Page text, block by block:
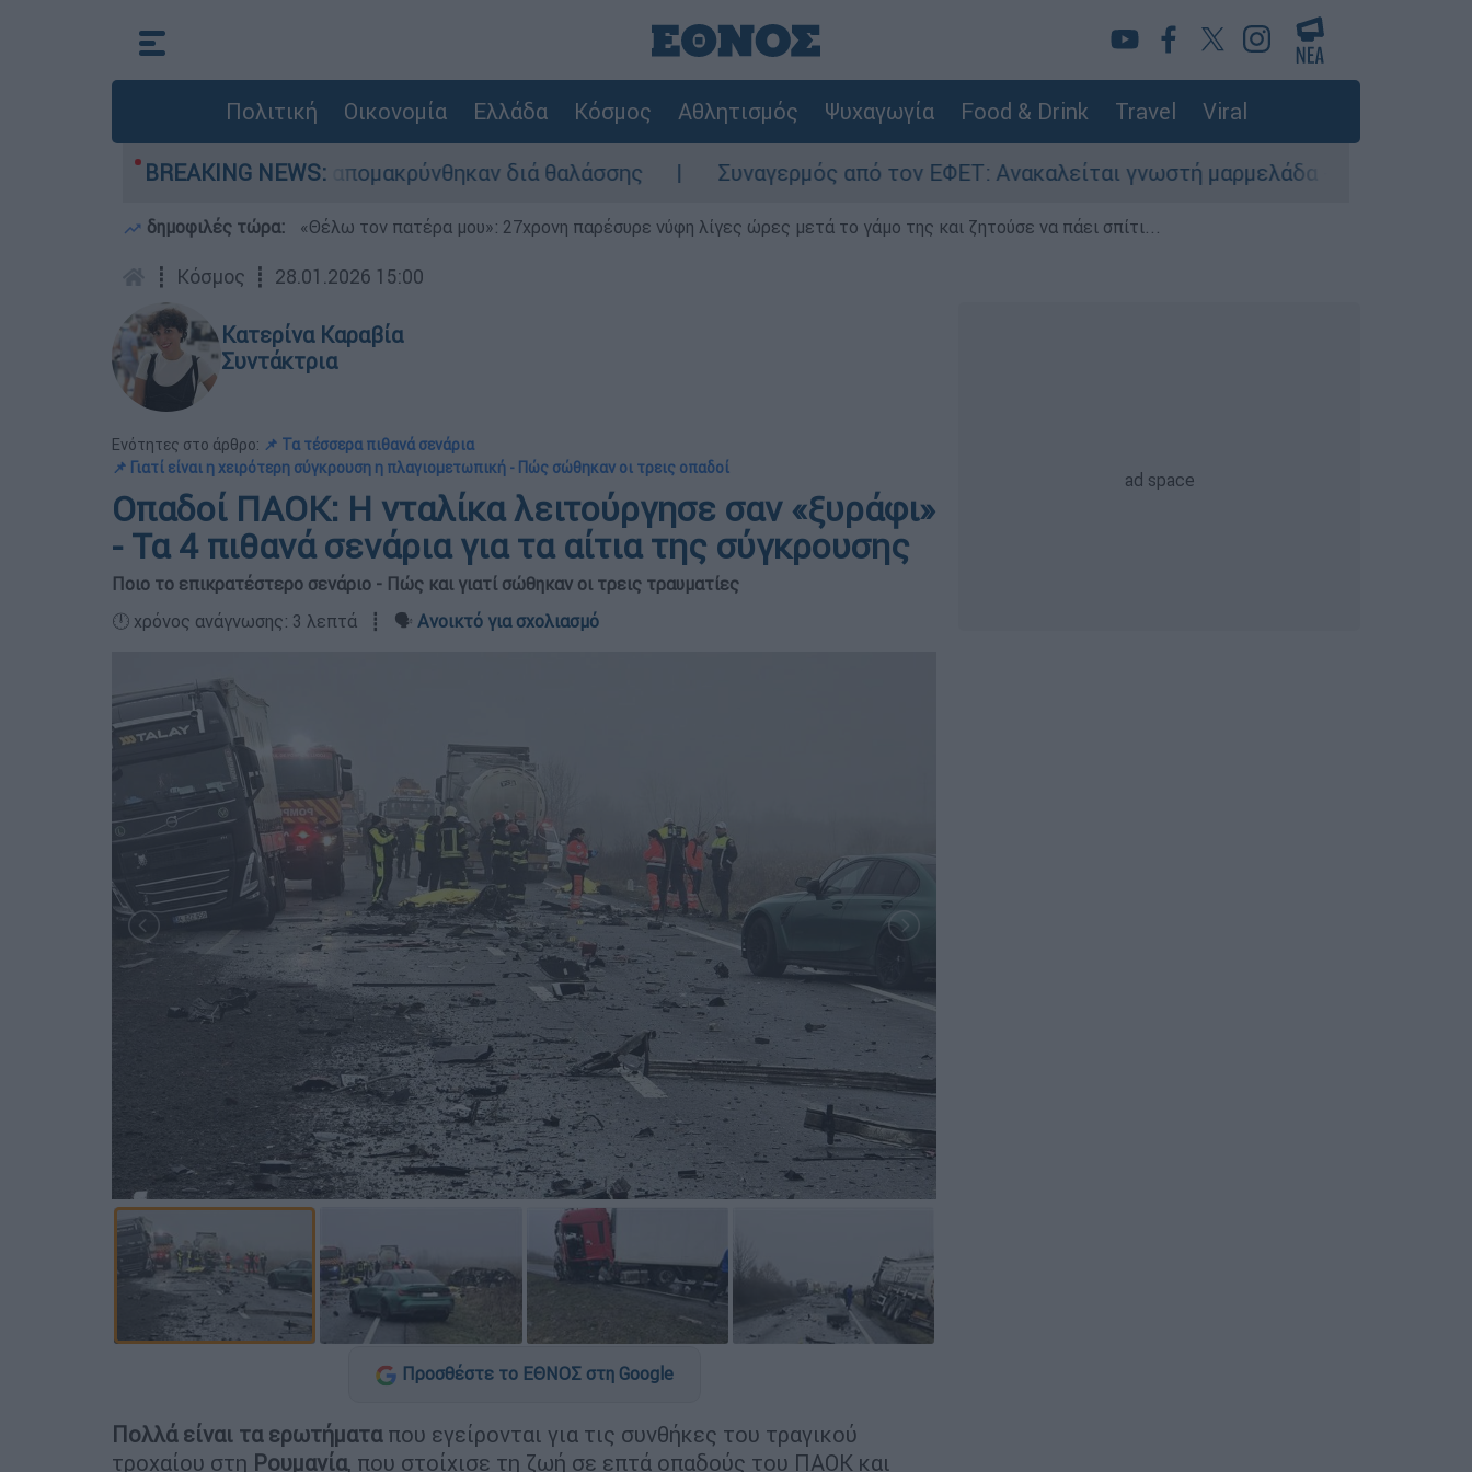
Πολιτική Οικονομία Ελλάδα Κόσμος Αθλητισμός Ψυχαγωγία Food & Drink Travel Viral
BREAKING NEWS:
- 254 πολίτες απομακρύνθηκαν διά θαλάσσης Συναγερμός από τον ΕΦΕΤ: Ανακαλείται γνωστή μαρμελάδα - Κίνδυνος θραύσης στη
δημοφιλές τώρα: «Θέλω τον πατέρα μου»: 27χρονη παρέσυρε νύφη λίγες ώρες μετά το γάμο της και ζητούσε να πάει σπίτι...
┋ Κόσμος ┋ 28.01.2026 15:00
Κατερίνα Καραβία
Συντάκτρια
Ενότητες στο άρθρο: 📌 Τα τέσσερα πιθανά σενάρια
📌 Γιατί είναι η χειρότερη σύγκρουση η πλαγιομετωπική - Πώς σώθηκαν οι τρεις οπαδοί
Οπαδοί ΠΑΟΚ: Η νταλίκα λειτούργησε σαν «ξυράφι»
- Τα 4 πιθανά σενάρια για τα αίτια της σύγκρουσης
Ποιο το επικρατέστερο σενάριο - Πώς και γιατί σώθηκαν οι τρεις τραυματίες
🕛 χρόνος ανάγνωσης: 3 λεπτά ┋ 🗣️ Ανοικτό για σχολιασμό
Προσθέστε το ΕΘΝΟΣ στη Google
Πολλά είναι τα ερωτήματα που εγείρονται για τις συνθήκες του τραγικού
τροχαίου στη Ρουμανία, που στοίχισε τη ζωή σε επτά οπαδούς του ΠΑΟΚ και